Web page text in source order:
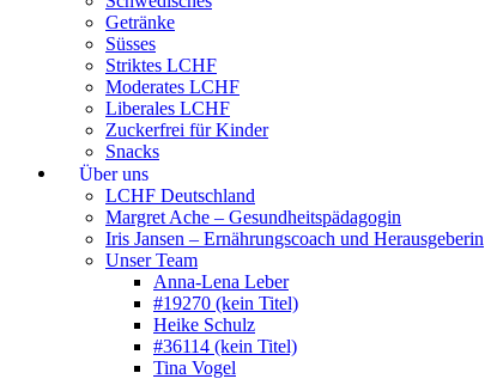
Getränke
Süsses
Striktes LCHF
Moderates LCHF
Liberales LCHF
Zuckerfrei für Kinder
Snacks
Über uns
LCHF Deutschland
Margret Ache – Gesundheitspädagogin
Iris Jansen – Ernährungscoach und Herausgeberin
Unser Team
Anna-Lena Leber
#19270 (kein Titel)
Heike Schulz
#36114 (kein Titel)
Tina Vogel